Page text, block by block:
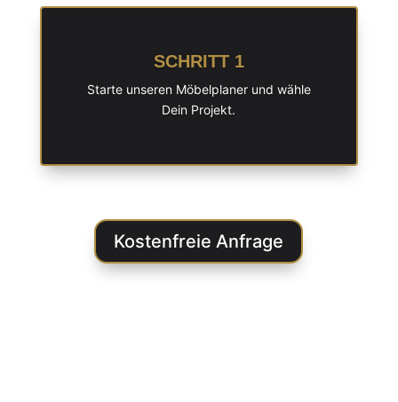
SCHRITT 1
Starte unseren Möbelplaner und wähle
Dein Projekt.
Kostenfreie Anfrage